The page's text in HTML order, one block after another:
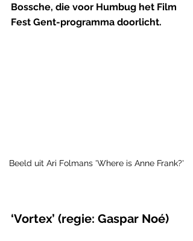
Bossche, die voor Humbug het Film
Fest Gent-programma doorlicht.
Beeld uit Ari Folmans 'Where is Anne Frank?'
‘Vortex’ (regie: Gaspar Noé)